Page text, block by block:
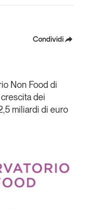
studi e le ricerche
Condividi
Linkedin
Non Food di
dei
miliardi di euro